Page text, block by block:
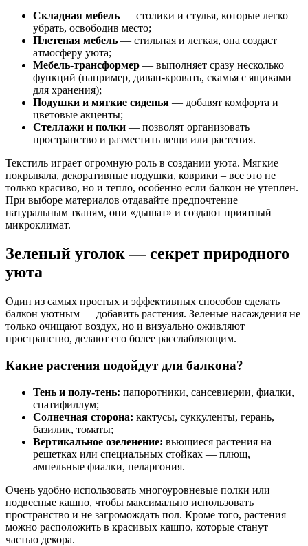
Складная мебель — столики и стулья, которые легко
убрать, освободив место;
Плетеная мебель — стильная и легкая, она создаст
атмосферу уюта;
Мебель-трансформер — выполняет сразу несколько
функций (например, диван-кровать, скамья с ящиками
для хранения);
Подушки и мягкие сиденья — добавят комфорта и
цветовые акценты;
Стеллажи и полки — позволят организовать
пространство и разместить вещи или растения.
Текстиль играет огромную роль в создании уюта. Мягкие
покрывала, декоративные подушки, коврики – все это не
только красиво, но и тепло, особенно если балкон не утеплен.
При выборе материалов отдавайте предпочтение
натуральным тканям, они «дышат» и создают приятный
микроклимат.
Зеленый уголок — секрет природного
уюта
Один из самых простых и эффективных способов сделать
балкон уютным — добавить растения. Зеленые насаждения не
только очищают воздух, но и визуально оживляют
пространство, делают его более расслабляющим.
Какие растения подойдут для балкона?
Тень и полу-тень: папоротники, сансевиерии, фиалки,
спатифиллум;
Солнечная сторона: кактусы, суккуленты, герань,
базилик, томаты;
Вертикальное озеленение: вьющиеся растения на
решетках или специальных стойках — плющ,
ампельные фиалки, пеларгония.
Очень удобно использовать многоуровневые полки или
подвесные кашпо, чтобы максимально использовать
пространство и не загромождать пол. Кроме того, растения
можно расположить в красивых кашпо, которые станут
частью декора.